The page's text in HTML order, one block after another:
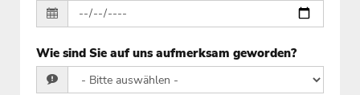
Wie sind Sie auf uns aufmerksam geworden?